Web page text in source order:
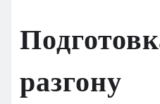
разгону